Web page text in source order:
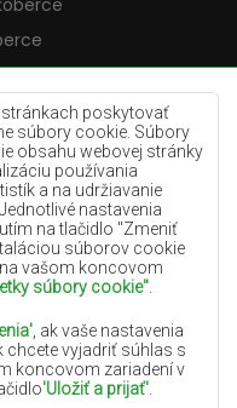
poskytovať
súbory cookie. Súbory
obsahu webovej stránky
používania
a na udržiavanie
nastavenia
na tlačidlo "Zmeniť
súborov cookie
vašom koncovom
súbory cookie"
, ak vaše nastavenia
chcete vyjadriť súhlas s
koncovom zariadení v
'Uložiť a prijať'